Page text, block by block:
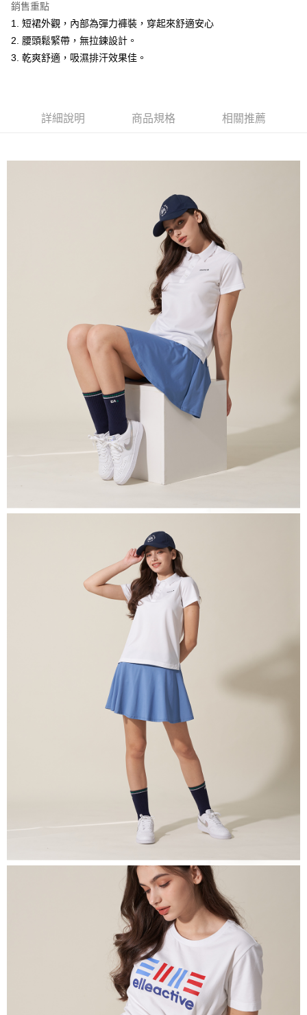
運送方式
全家取貨付款
每筆NT$60，滿NT$1,500(含以上)免運費
萊爾富取貨付款
付款後萊爾富取貨
每筆NT$60，滿NT$1,500(含以上)免運費
每筆NT$60，滿NT$1,500(含以上)免運費
每筆NT$90，滿NT$1,500(含以上)免運費
每筆NT$225，滿NT$1,500(含以上)免運費
銷售重點
1. 短裙外觀，內部為彈力褲裝，穿起來舒適安心
2. 腰頭鬆緊帶，無拉鍊設計。
3. 乾爽舒適，吸濕排汗效果佳。
詳細說明 商品規格 相關推薦